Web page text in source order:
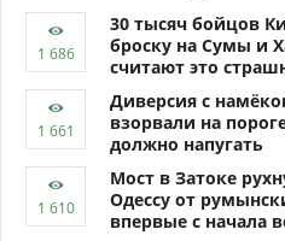
30 тысяч бойцов
броску на Сумы и
считают это
Диверсия с
взорвали на
должно напугать
Мост в Затоке
Одессу от
впервые с начала